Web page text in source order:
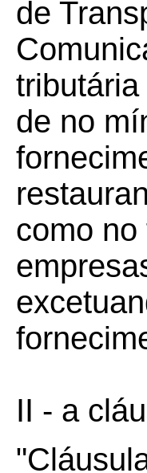
de
de no
como
II - a